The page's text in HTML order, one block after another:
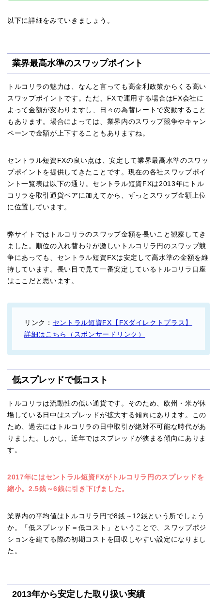
以下に詳細をみていきましょう。
業界最高水準のスワップポイント
トルコリラの魅力は、なんと言っても高金利政策からくる高い
スワップポイントです。ただ、FXで運用する場合はFX会社に
よって金額が変わりますし、日々の為替レートで変動すること
もあります。場合によっては、業界内のスワップ競争やキャン
ペーンで金額が上下することもありますね。
セントラル短資FXの良い点は、安定して業界最高水準のスワッ
プポイントを提供してきたことです。現在の各社スワップポイ
ント一覧表は以下の通り。セントラル短資FXは2013年にトル
コリラを取引通貨ペアに加えてから、ずっとスワップ金額上位
に位置しています。
弊サイトではトルコリラのスワップ金額を長いこと観察してき
ました。順位の入れ替わりが激しいトルコリラ円のスワップ競
争にあっても、セントラル短資FXは安定して高水準の金額を維
持しています。長い目で見て一番安定しているトルコリラ口座
はここだと思います。
リンク： セントラル短資FX【FXダイレクトプラス】
詳細はこちら（スポンサードリンク）
低スプレッドで低コスト
トルコリラは流動性の低い通貨です。そのため、欧州・米が休
場している日中はスプレッドが拡大する傾向にあります。この
ため、過去にはトルコリラの日中取引が絶対不可能な時代があ
りました。しかし、近年ではスプレッドが狭まる傾向にありま
す。
2017年にはセントラル短資FXがトルコリラ円のスプレッドを
縮小。2.5銭～6銭に引き下げました。
業界内の平均値はトルコリラ円で8銭～12銭という所でしょう
か。「低スプレッド＝低コスト」ということで、スワップポジ
ションを建てる際の初期コストを回収しやすい設定になりまし
た。
2013年から安定した取り扱い実績